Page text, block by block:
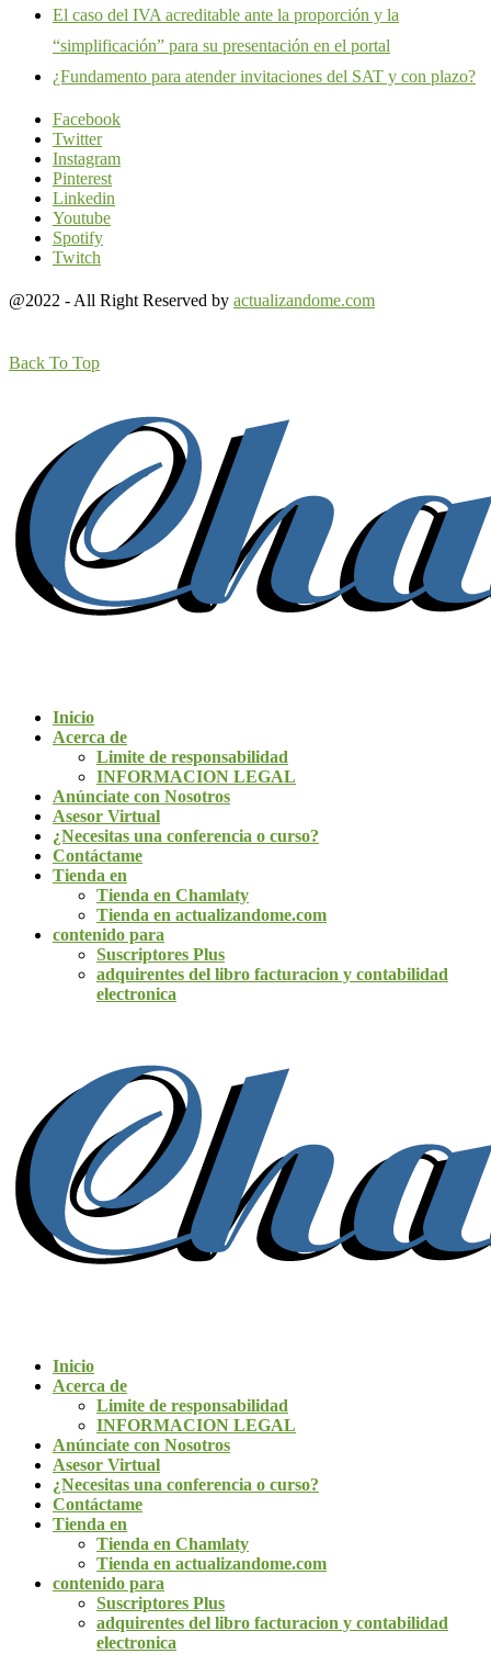
El caso del IVA acreditable ante la proporción y la
“simplificación” para su presentación en el portal
¿Fundamento para atender invitaciones del SAT y con plazo?
Facebook
Twitter
Instagram
Pinterest
Linkedin
Youtube
Spotify
Twitch
@2022 - All Right Reserved by actualizandome.com
Back To Top
Inicio
Acerca de
Limite de responsabilidad
INFORMACION LEGAL
Anúnciate con Nosotros
Asesor Virtual
¿Necesitas una conferencia o curso?
Contáctame
Tienda en
Tienda en Chamlaty
Tienda en actualizandome.com
contenido para
Suscriptores Plus
adquirentes del libro facturacion y contabilidad
electronica
Inicio
Acerca de
Limite de responsabilidad
INFORMACION LEGAL
Anúnciate con Nosotros
Asesor Virtual
¿Necesitas una conferencia o curso?
Contáctame
Tienda en
Tienda en Chamlaty
Tienda en actualizandome.com
contenido para
Suscriptores Plus
adquirentes del libro facturacion y contabilidad
electronica